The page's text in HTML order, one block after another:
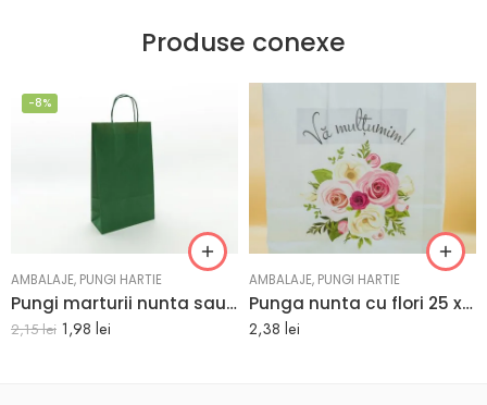
Produse conexe
-8%
AMBALAJE, PUNGI HARTIE
Pungi marturii nunta sau botez de culoare verde 18 x 8.5 x 30 cm
2,15lei 1,98 lei
AMBALAJE, PUNGI HARTIE
Punga nunta cu flori 25 x 11 x 28 cm
2,38 lei